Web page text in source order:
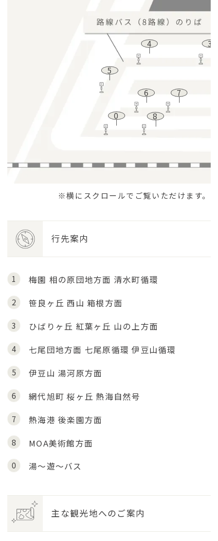
0
3
4
5
6
7
8
※横にスクロールでご覧いただけます。
行先案内
1 梅園 相の原団地方面 清水町循環
2 笹良ヶ丘 西山箱根方面
3 ひばりヶ丘 紅葉ヶ丘 山の上方面
4 七尾団地方面 七尾原循環伊豆山循環
5 伊豆山 湯河原方面
6 網代旭町桜ヶ丘熱海自然号
7 熱海港後楽園方面
8 MOA美術館方面
0 湯～遊～バス
主な観光地へのご案内